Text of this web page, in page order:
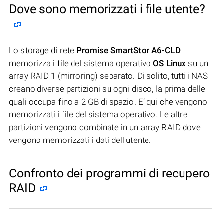
Dove sono memorizzati i file utente?
Lo storage di rete Promise SmartStor A6-CLD
memorizza i file del sistema operativoOS Linux su un
array RAID 1 (mirroring) separato. Di solito, tutti i NAS
creano diverse partizioni su ogni disco, la prima delle
quali occupa fino a 2 GB di spazio. E’ qui che vengono
memorizzati i file del sistema operativo. Le altre
partizioni vengono combinate in un array RAID dove
vengono memorizzati i dati dell'utente.
Confronto dei programmi di recupero
RAID